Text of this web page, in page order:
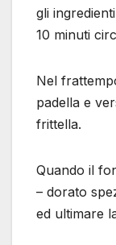
gli
10 minuti
Nel
padella e
frittella.
Quando il
– dorato
ed ultimare